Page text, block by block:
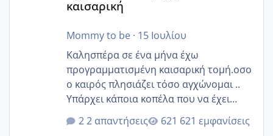
καισαρική
Mommy to be· 15 Ιουλίου
Καλησπέρα σε ένα μήνα έχω
προγραμματισμένη καισαρική τομή.οσο
ο καιρός πλησιάζει τόσο αγχώνομαι ..
Υπάρχει κάποια κοπέλα που να έχει
παρόμοιο ιστορικό να μας πει την
εμπειρία της;Να σημειώσω είναι η
2 απαντήσεις 621 εμφανίσεις